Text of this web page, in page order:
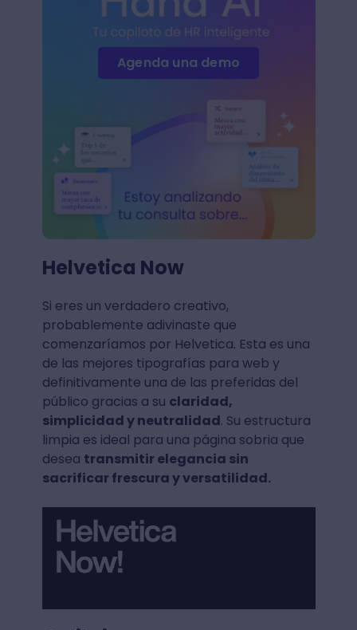
Agenda una demo
Helvetica Now
Si eres un verdadero creativo,
probablemente adivinaste que
comenzaríamos por Helvetica. Esta es una
de las mejores tipografías para web y
definitivamente una de las preferidas del
público gracias a su claridad,
simplicidad y neutralidad. Su estructura
limpia es ideal para una página sobria que
desea transmitir elegancia sin
sacrificar frescura y versatilidad.